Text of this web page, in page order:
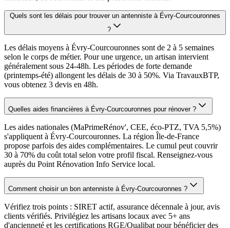
Quels sont les délais pour trouver un antenniste à Évry-Courcouronnes
?
Les délais moyens à Évry-Courcouronnes sont de 2 à 5 semaines
selon le corps de métier. Pour une urgence, un artisan intervient
généralement sous 24-48h. Les périodes de forte demande
(printemps-été) allongent les délais de 30 à 50%. Via TravauxBTP,
vous obtenez 3 devis en 48h.
Quelles aides financières à Évry-Courcouronnes pour rénover ?
Les aides nationales (MaPrimeRénov', CEE, éco-PTZ, TVA 5,5%)
s'appliquent à Évry-Courcouronnes. La région Île-de-France
propose parfois des aides complémentaires. Le cumul peut couvrir
30 à 70% du coût total selon votre profil fiscal. Renseignez-vous
auprès du Point Rénovation Info Service local.
Comment choisir un bon antenniste à Évry-Courcouronnes ?
Vérifiez trois points : SIRET actif, assurance décennale à jour, avis
clients vérifiés. Privilégiez les artisans locaux avec 5+ ans
d'ancienneté et les certifications RGE/Qualibat pour bénéficier des